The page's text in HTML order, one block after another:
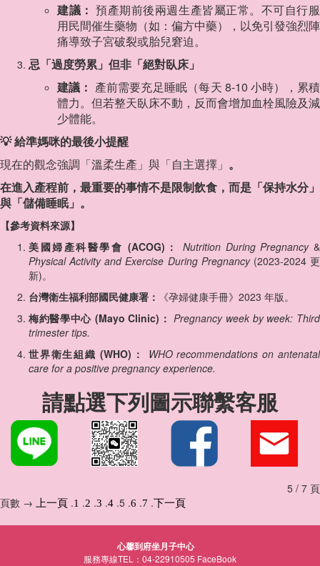
建議： 預產期前後兩週生產皆屬正常。不可自行服
用民間催生藥物（如：偏方中藥），以免引發強烈陣
痛導致子宮破裂或胎兒窘迫。
忌「過度勞累」但非「絕對臥床」
建議： 產前需要充足睡眠（每天 8-10 小時），累積
體力。但若整天臥床不動，反而會增加血栓風險及減
少體能。
💡 給準媽咪的最後小提醒
現在的觀念強調「溫柔生產」與「自主選擇」 。
在進入產程前，最重要的事情不是限制飲食，而是「保持水分」
與「儲備睡眠」。
【參考資料來源】
美國婦產科醫學會 (ACOG)：
Nutrition During Pregnancy&
Physical Activity and Exercise During Pregnancy(2023-2024 更
新)。
台灣衛生福利部國民健康署：
《孕婦健康手冊》2023 年版。
梅約醫學中心 (Mayo Clinic)： Pregnancy week by week: Third
trimester tips.
世界衛生組織 (WHO)：
WHO recommendations on antenatal
care for a positive pregnancy experience.
請點選下列圖示聯繫客服
5 / 7 頁
頁數 → 上一頁 .1 .2 .3 .4 .5 .6 .7 .下一頁
心馨到府坐月子中心
服務專線TEL：04-22910505 FaceBook